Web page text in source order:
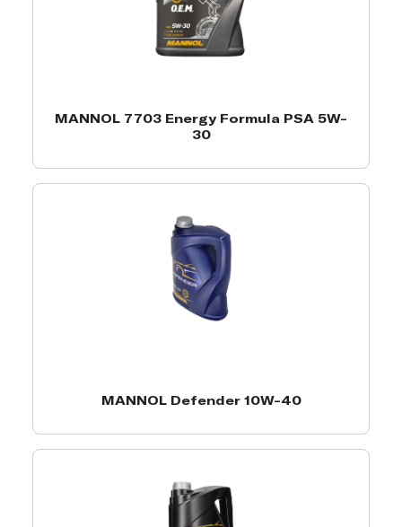
MANNOL 7703 Energy Formula PSA 5W-
30
MANNOL Defender 10W-40